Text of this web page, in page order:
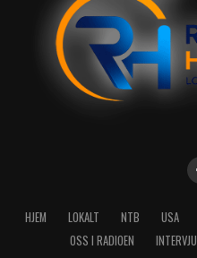
HJEM LOKALT NTB USA
OSS I RADIOEN
INTERVJU